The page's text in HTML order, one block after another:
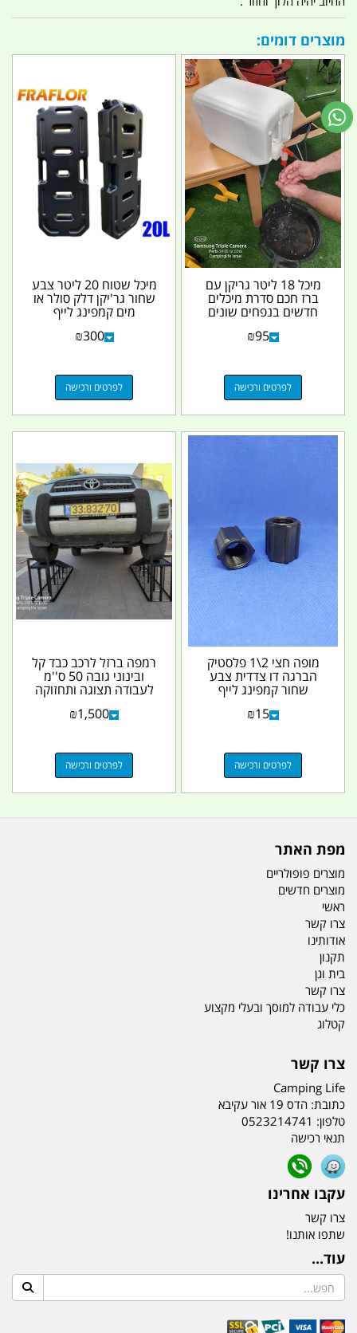
מוצרים דומים:
מיכל 18 ליטר גריקן עם
ברז חכם סדרת מיכלים
חדשים בנפחים שונים
₪95
לפרטים ורכישה
מיכל שטוח 20 ליטר צבע
שחור גר'יקן דלק סולר או
מים קמפינג לייף
₪300
לפרטים ורכישה
מופה חצי 2\1 פלסטיק
הברגה דו צדדית צבע
שחור קמפינג לייף
₪15
לפרטים ורכישה
רמפה ברזל לרכב כבד קל
ובינוני גובה 50 ס''מ
לעבודה תצוגה ותחזוקה
₪1,500
לפרטים ורכישה
מפת האתר
מוצרים פופולריים
מוצרים חדשים
ראשי
צרו קשר
אודותינו
תקנון
בית וגן
צרו קשר
כלי עבודה למוסך ובעלי מקצוע
קטלוג
צרו קשר
Camping Life
כתובת: הדס 19 אור עקיבא
טלפון: 0523214741
תנאי רכישה
עקבו אחרינו
צרו קשר
שתפו אותנו!
עוד...